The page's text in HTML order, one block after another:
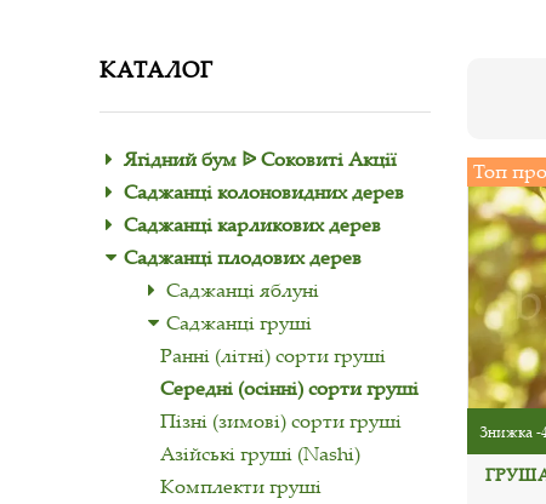
КАТАЛОГ
Ягідний бум ᐉ Соковиті Акції
Саджанці колоновидних дерев
Саджанці карликових дерев
Саджанці плодових дерев
Саджанці яблуні
Саджанці груші
Ранні (літні) сорти груші
Середні (осінні) сорти груші
Пізні (зимові) сорти груші
Азійські груші (Nashi)
Комплекти груші
Топ
Знижка -